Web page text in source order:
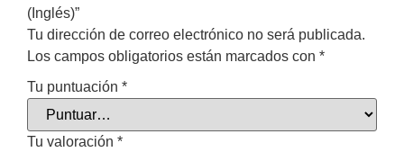
(Inglés)”
Tu dirección de correo electrónico no será publicada.
Los campos obligatorios están marcados con *
Tu puntuación *
Tu valoración *